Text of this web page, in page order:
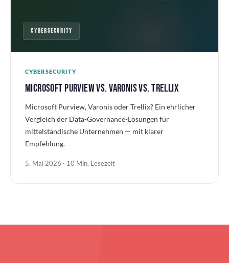
CYBERSECURITY
CYBERSECURITY
MICROSOFT PURVIEW VS. VARONIS VS. TRELLIX
Microsoft Purview, Varonis oder Trellix? Ein ehrlicher
Vergleich der Data-Governance-Lösungen für
mittelständische Unternehmen — mit klarer
Empfehlung.
5. Mai 2026 · 10 Min. Lesezeit